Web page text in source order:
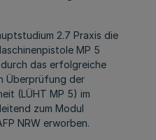
2.7 Praxis die
MP 5
das erfolgreiche
Überprüfung der
(LÜHT MP 5) im
zum Modul
NRW erworben.